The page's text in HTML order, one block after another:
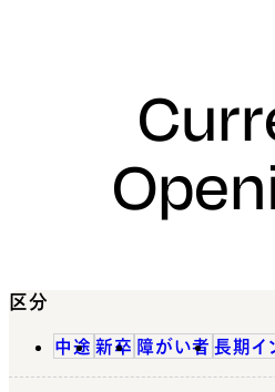
区分
中途 新卒 障がい者 長期イ